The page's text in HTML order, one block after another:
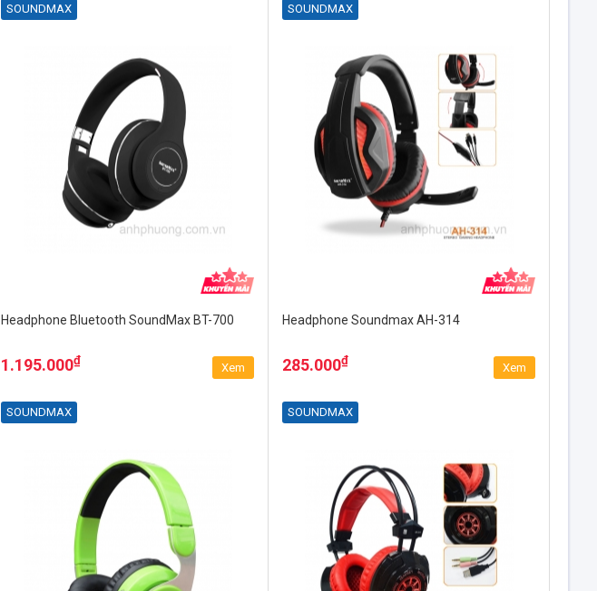
SOUNDMAX
Headphone Bluetooth SoundMax BT-700
1.195.000₫
Xem
SOUNDMAX
Headphone Soundmax AH-314
285.000₫
Xem
SOUNDMAX SOUNDMAX